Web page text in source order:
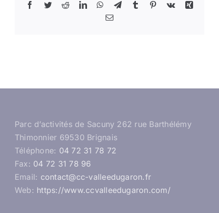
Facebook
TwitterRedditLinkedInWhatsApp
TelegramTumblr Pinterest
Vk
Xing
Email
Parc d’activités de Sacuny 262 rue Barthélémy
Thimonnier 69530 Brignais
Téléphone: 04 72 31 78 72
Fax: 04 72 31 78 96
Email: contact@cc-valleedugaron.fr
Web: https://www.ccvalleedugaron.com/